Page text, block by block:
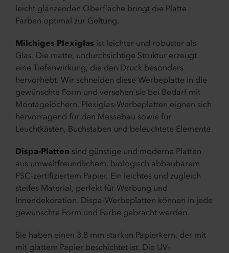
leicht glänzenden Oberfläche bringt die Platte
Farben optimal zur Geltung.
Milchiges Plexiglas ist leichter und robuster als
Glas. Die matte, undurchsichtige Struktur erzeugt
eine Tiefenwirkung, die den Druck besonders
hervorhebt. Wir schneiden diese Werbeplatte in die
gewünschte Form und versehen sie bei Bedarf mit
Montagelöchern. Plexiglas-Werbeplatten eignen sich
hervorragend für den Messebau sowie für
Leuchtkästen, Buchstaben und beleuchtete Elemente
Dispa-Platten sind günstige und moderne Platten
aus umweltfreundlichem, biologisch abbaubarem
FSC-zertifiziertem Papier. Ein leichtes und zugleich
steifes Material, perfekt für Werbung und
Innendekoration. Dispa-Werbeplatten können in jede
gewünschte Form und Farbe gebracht werden.
Sie haben einen 3,8 mm starken Papierkern, der mit
mit glattem Papier beschichtet ist. Die UV-